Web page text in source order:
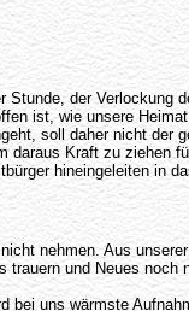
der Verlockung
ist, wie unsere
soll daher nicht der
Kraft zu ziehen
hineingeleiten in
nehmen. Aus
und Neues
bei uns wärmste